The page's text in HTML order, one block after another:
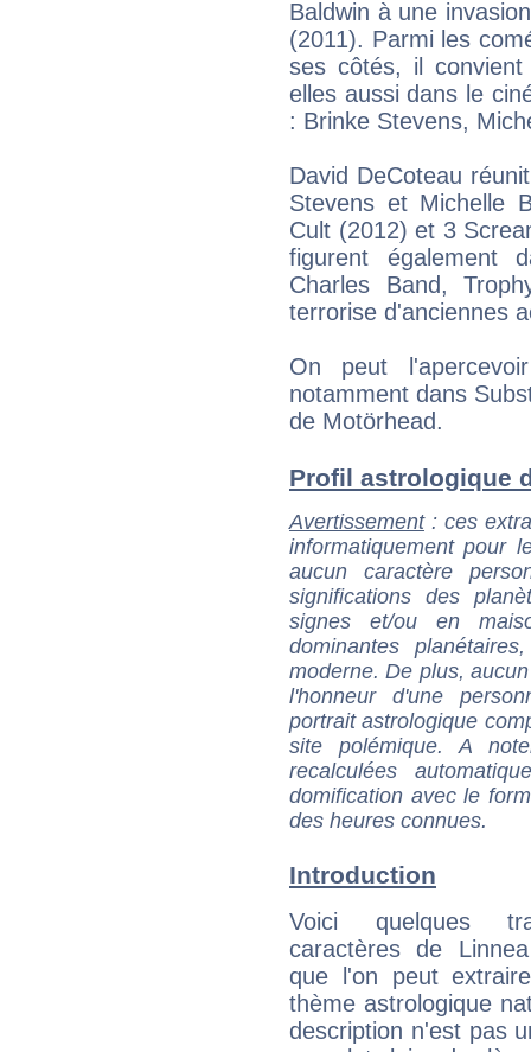
Baldwin à une
(2011). Parmi les
ses côtés, il
elles aussi dans le
: Brinke Stevens,
David DeCoteau
Stevens et Michelle
Cult (2012) et 3
figurent également
Charles Band,
terrorise d'anciennes
On peut
notamment dans
de Motörhead.
Profil astrologique
Avertissement: ces
informatiquement pour
aucun caractère
significations des
signes et/ou en
dominantes
moderne. De plus,
l'honneur d'une
portrait astrologique
site polémique. A
recalculées
domification avec le
des heures connues.
Introduction
Voici quelques
caractères de
que l'on peut
thème astrologique
description n'est pas